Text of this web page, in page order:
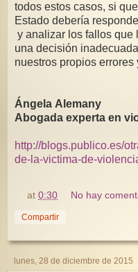
todos estos casos, si
Estado debería
y analizar los fallos que
una decisión
nuestros propios
Ángela Alemany
Abogada experta en
http://blogs.publico.es/
de-la-victima-de-
at0:30 No hay
Compartir
lunes, 28 de diciembre de 2015